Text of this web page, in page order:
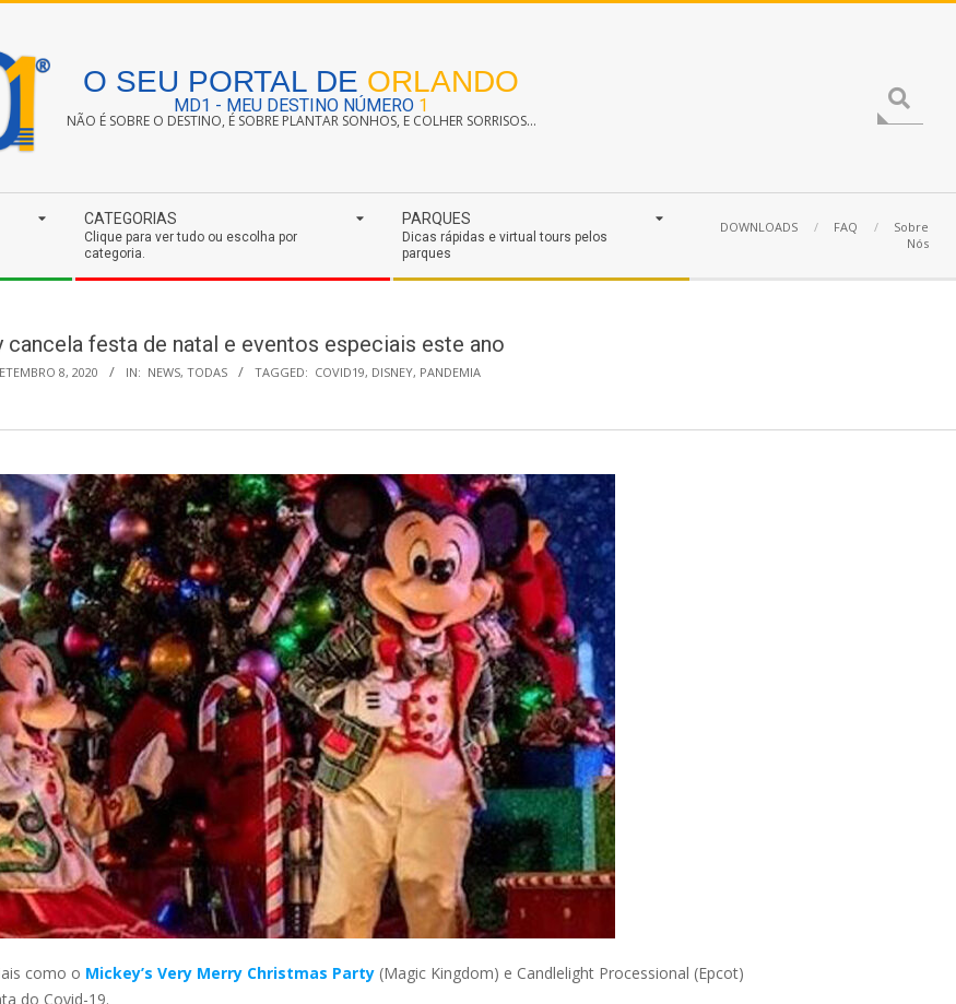
O SEU PORTAL DE ORLANDO
MD1 - MEU DESTINO NÚMERO 1
NÃO É SOBRE O DESTINO, É SOBRE PLANTAR SONHOS, E COLHER SORRISOS...
CATEGORIAS
Clique para ver tudo ou escolha por
categoria.
PARQUES
Dicas rápidas e virtual tours pelos
parques
DOWNLOADS FAQ
Sobre
Nós
cancela festa de natal e eventos especiais este ano
8, 2020 IN: NEWS, TODAS TAGGED: COVID19, DISNEY, PANDEMIA
como o Mickey’s Very Merry Christmas Party (Magic Kingdom) e Candlelight Processional (Epcot)
do Covid-19.